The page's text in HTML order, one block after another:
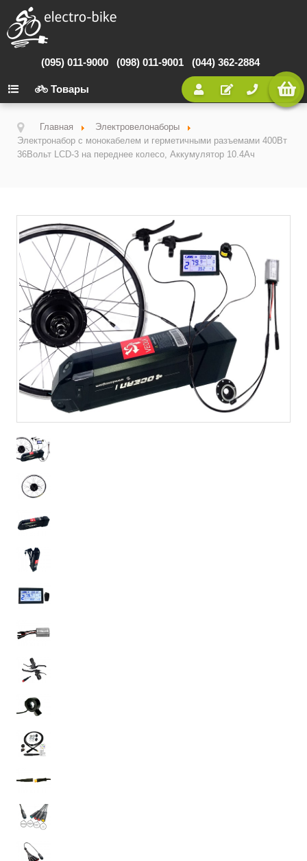
(095) 011-9000 (098) 011-9001 (044) 362-2884
Товары
Главная
Электровелонаборы
Электронабор с монокабелем и герметичными разъемами 400Вт
36Вольт LCD-3 на переднее колесо, Аккумулятор 10.4Ач